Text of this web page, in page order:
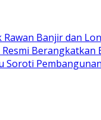
Banjir dan
Berangkatkan
Soroti